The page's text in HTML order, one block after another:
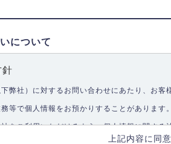
について
針
弊社）に対するお問い合わせにあたり、お客
等で個人情報をお預かりすることがあります。
をご利用いただけるよう、個人情報に関す
上記内容に同